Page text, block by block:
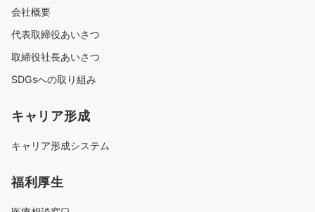
会社概要
代表取締役あいさつ
取締役社長あいさつ
SDGsへの取り組み
キャリア形成
キャリア形成システム
福利厚生